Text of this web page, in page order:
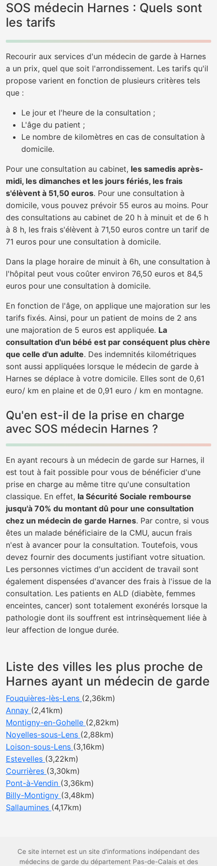
SOS médecin Harnes : Quels sont
les tarifs
Recourir aux services d'un médecin de garde à Harnes
a un prix, quel que soit l'arrondissement. Les tarifs qu'il
propose varient en fonction de plusieurs critères tels
que :
Le jour et l'heure de la consultation ;
L'âge du patient ;
Le nombre de kilomètres en cas de consultation à
domicile.
Pour une consultation au cabinet, les samedis après-
midi, les dimanches et les jours fériés, les frais
s'élèvent à 51,50 euros. Pour une consultation à
domicile, vous pouvez prévoir 55 euros au moins. Pour
des consultations au cabinet de 20 h à minuit et de 6 h
à 8 h, les frais s'élèvent à 71,50 euros contre un tarif de
71 euros pour une consultation à domicile.
Dans la plage horaire de minuit à 6h, une consultation à
l'hôpital peut vous coûter environ 76,50 euros et 84,5
euros pour une consultation à domicile.
En fonction de l'âge, on applique une majoration sur les
tarifs fixés. Ainsi, pour un patient de moins de 2 ans
une majoration de 5 euros est appliquée. La
consultation d'un bébé est par conséquent plus chère
que celle d'un adulte. Des indemnités kilométriques
sont aussi appliquées lorsque le médecin de garde à
Harnes se déplace à votre domicile. Elles sont de 0,61
euro/ km en plaine et de 0,91 euro / km en montagne.
Qu'en est-il de la prise en charge
avec SOS médecin Harnes ?
En ayant recours à un médecin de garde sur Harnes, il
est tout à fait possible pour vous de bénéficier d'une
prise en charge au même titre qu'une consultation
classique. En effet, la Sécurité Sociale rembourse
jusqu'à 70% du montant dû pour une consultation
chez un médecin de garde Harnes. Par contre, si vous
êtes un malade bénéficiaire de la CMU, aucun frais
n'est à avancer pour la consultation. Toutefois, vous
devez fournir des documents justifiant votre situation.
Les personnes victimes d'un accident de travail sont
également dispensées d'avancer des frais à l'issue de la
consultation. Les patients en ALD (diabète, femmes
enceintes, cancer) sont totalement exonérés lorsque la
pathologie dont ils souffrent est intrinsèquement liée à
leur affection de longue durée.
Liste des villes les plus proche de
Harnes ayant un médecin de garde
Fouquières-lès-Lens (2,36km)
Annay (2,41km)
Montigny-en-Gohelle (2,82km)
Noyelles-sous-Lens (2,88km)
Loison-sous-Lens (3,16km)
Estevelles (3,22km)
Courrières (3,30km)
Pont-à-Vendin (3,36km)
Billy-Montigny (3,48km)
Sallaumines (4,17km)
Ce site internet est un site d'informations indépendant des
médecins de garde du département Pas-de-Calais et des